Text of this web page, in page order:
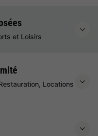
et Loisirs
Locations